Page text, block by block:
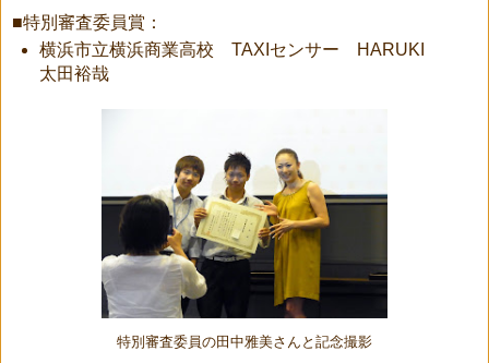
■特別審査委員賞：
横浜市立横浜商業高校 TAXIセンサー HARUKI
太田裕哉
特別審査委員の田中雅美さんと記念撮影